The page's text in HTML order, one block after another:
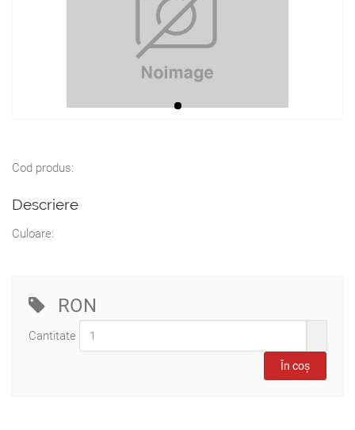
Cod produs:
Descriere
Culoare:
RON
Cantitate